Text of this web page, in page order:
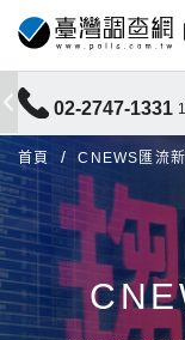
02-2747-1331
首頁 CNEWS匯流